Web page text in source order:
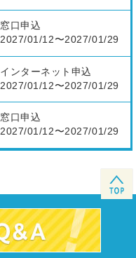
窓口申込
2027/01/12〜2027/01/29
インターネット申込
2027/01/12〜2027/01/29
窓口申込
2027/01/12〜2027/01/29